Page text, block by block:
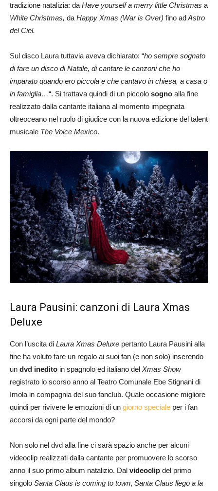
tradizione natalizia: da Have yourself a merry little Christmas a
White Christmas, da Happy Xmas (War is Over) fino adAstro
del Ciel.
Sul disco Laura tuttavia aveva dichiarato: “ho sempre sognato
di fare un disco di Natale, di cantare le canzoni che ho
imparato quando ero piccola e che cantavo in chiesa, a casa o
in famiglia…“. Si trattava quindi di un piccolo sogno alla fine
realizzato dalla cantante italiana al momento impegnata
oltreoceano nel ruolo di giudice con la nuova edizione del talent
musicale The Voice Mexico.
Laura Pausini: canzoni di Laura Xmas
Deluxe
Con l’uscita di Laura Xmas Deluxe pertanto Laura Pausini alla
fine ha voluto fare un regalo ai suoi fan (e non solo) inserendo
un dvd inedito in spagnolo ed italiano del Xmas Show
registrato lo scorso anno al Teatro Comunale Ebe Stignani di
Imola in compagnia del suo fanclub. Quale occasione migliore
quindi per rivivere le emozioni di un giorno speciale per i fan
accorsi da ogni parte del mondo?
Non solo nel dvd alla fine ci sarà spazio anche per alcuni
videoclip realizzati dalla cantante per promuovere lo scorso
anno il suo primo album natalizio. Dal videoclip del primo
singolo Santa Claus is coming to town, Santa Claus llego a la